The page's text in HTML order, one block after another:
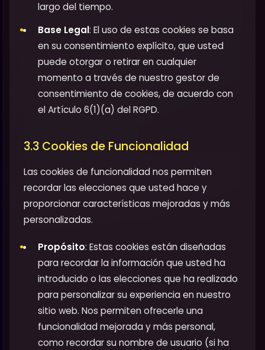
largo del tiempo.
Base Legal: El uso de estas cookies se basa
en su consentimiento explícito, que usted
puede otorgar o retirar en cualquier
momento a través de nuestro gestor de
consentimiento de cookies, de acuerdo con
el Artículo 6(1)(a) del RGPD.
3.3 Cookies de Funcionalidad
Las cookies de funcionalidad nos permiten
recordar las elecciones que usted hace y
proporcionar características mejoradas y más
personalizadas.
Propósito: Estas cookies están diseñadas
para recordar la información que usted ha
introducido o las elecciones que ha realizado
para personalizar su experiencia en nuestro
sitio web. Nos permiten ofrecerle una
funcionalidad mejorada y más personal,
como recordar su nombre de usuario (si ha